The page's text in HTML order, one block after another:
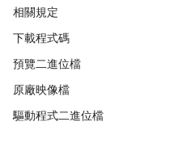
相關規定
下載程式碼
預覽二進位檔
原廠映像檔
驅動程式二進位檔